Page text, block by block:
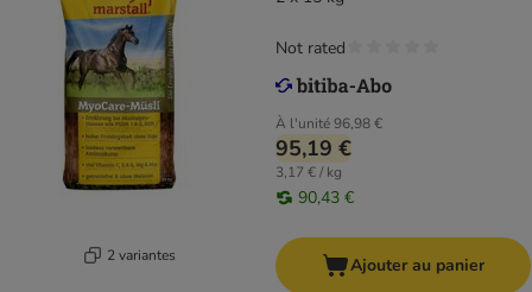
2 variantes
À l'unité96,98 €
95,19 €
3,17 € / kg
90,43 €
Not rated
Ajouter au panier